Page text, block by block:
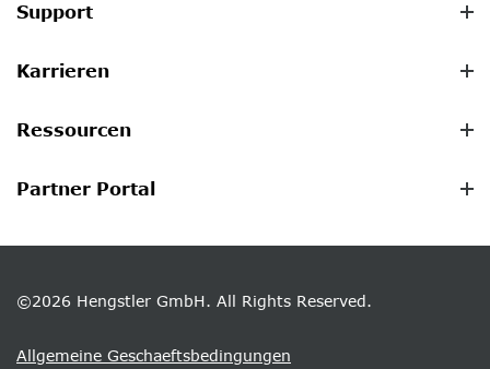
Support
Karrieren
Ressourcen
Partner Portal
©2026 Hengstler GmbH. All Rights Reserved.
Allgemeine Geschaeftsbedingungen